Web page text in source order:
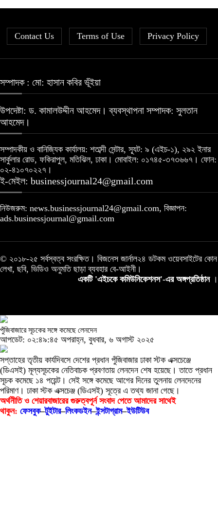
Contact Us Terms of Use Privacy Policy
সম্পাদক : মো: হাসান কবির ভূঁইয়া
উপদেষ্টা: ড. কামালউদ্দীন আহমেদ। ব্যবস্থাপনা সম্পাদক: সুলতান
আহমেদ।
সম্পাদকীয় ও বানিজ্যিক কার্যালয়: শতাব্দী সেন্টার, স্যূট: ৯ (এইচ-১), ২৯২ ইনার
সার্কুলার রোড, ফকিরাপুল, মতিঝিল, ঢাকা। মোবাইল: ০১৭৪৫-৩৭৩৬৬৭। ফোন:
০২-৪১০৭০২২৭।
ই-মেইল: businessjournal24@gmail.com
নিউজরুম: news.businessjournal24@gmail.com, বিজ্ঞাপন:
ads.businessjournal@gmail.com
© ২০১৮-২৫ সর্বস্বত্ব সংরক্ষিত। বিজনেস জার্নাল২৪ ডটকম ওয়েবসাইটের কোন
লেখা, ছবি, ভিডিও অনুমতি ছাড়া ব্যবহার বে-আইনী।
একটি 'এইচকে কমিউনিকেশনস'-এর অঙ্গপ্রতিষ্ঠান ।
পুঁজিবাজারে সূচকের সঙ্গে কমেছে লেনদেন
আপডেট: ০২:৪৯:৪৫ অপরাহ্ন, বুধবার, ৬ অগাস্ট ২০২৫
সপ্তাহের তৃতীয় কার্যদিবসে দেশের প্রধান পুঁজিবাজার ঢাকা স্টক এক্সচেঞ্জে
(ডিএসই) মূল্যসূচকের নেতিবাচক প্রবণতায় লেনদেন শেষ হয়েছে। তাতে প্রধান
সূচক কমেছে ১৪ পয়েন্ট। সেই সঙ্গে কমেছে আগের দিনের তুলনায় লেনদেনের
পরিমাণ। ঢাকা স্টক এক্সচেঞ্জ (ডিএসই) সূত্রে এ তথ্য জানা গেছে।
অর্থনীতি ও শেয়ারবাজারের গুরুত্বপূর্ন সংবাদ পেতে আমাদের সাথেই
থাকুন: ফেসবুক–টুইটার–লিংকডইন–ইন্সটাগ্রাম–ইউটিউব